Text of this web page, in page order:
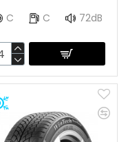
C C 72dB